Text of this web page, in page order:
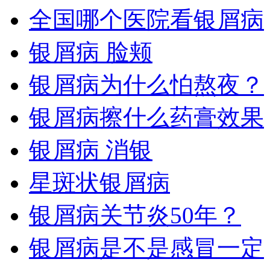
全国哪个医院看银屑病
银屑病 脸颊
银屑病为什么怕熬夜？
银屑病擦什么药膏效果
银屑病 消银
星斑状银屑病
银屑病关节炎50年？
银屑病是不是感冒一定